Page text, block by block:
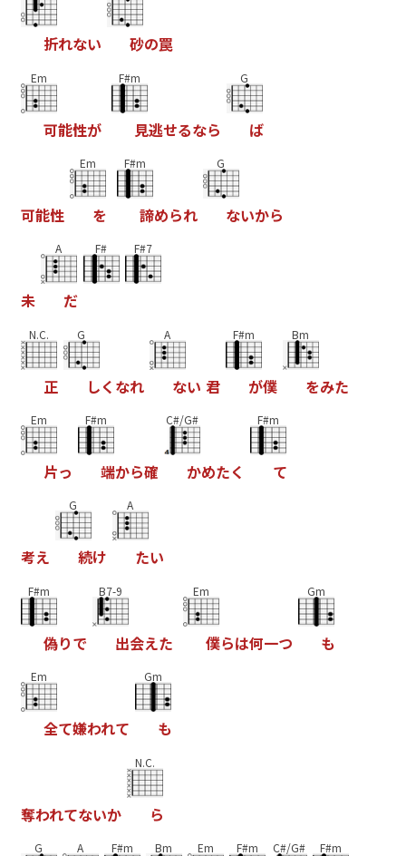
折れない 砂の罠
Em
可能性が
F#m
見逃せるなら
G
ば
可能性
Em
を
F#m
諦められ
G
ないから
未
A
だ
F# F#7
N.C.
正
G
しく なれ
A
ない 君
F#m
が僕
Bm
をみた
Em
片っ
F#m
端から確
C#/G#
かめたく
F#m
て
考え
G
続け
A
たい
F#m
偽りで
B7-9
出会えた
Em
僕らは何一つ
Gm
も
Em
全て嫌われて
Gm
も
奪われてないか
N.C.
ら
G A F#m Bm Em F#m C#/G# F#m